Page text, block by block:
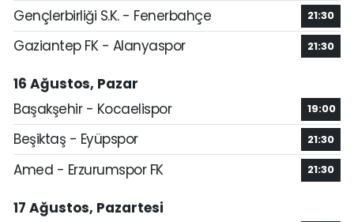
Gençlerbirliği S.K. - Fenerbahçe 21:30
Gaziantep FK - Alanyaspor 21:30
16 Ağustos, Pazar
Başakşehir - Kocaelispor
19:00
Beşiktaş - Eyüpspor 21:30
Amed - Erzurumspor FK 21:30
17 Ağustos, Pazartesi